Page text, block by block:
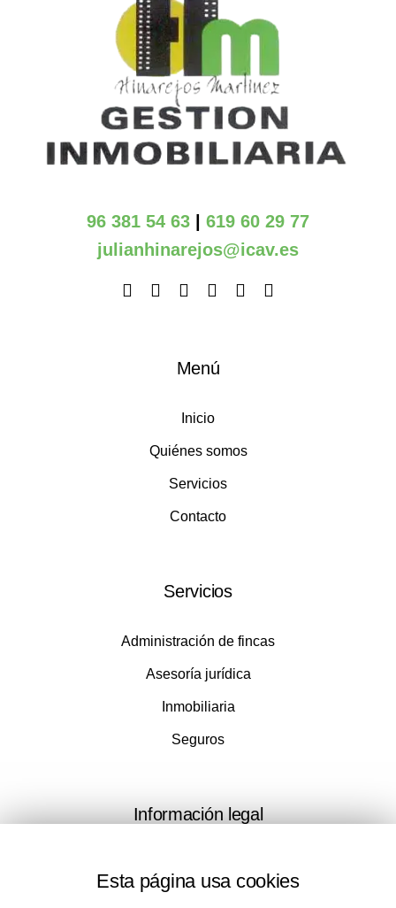
96 381 54 63
619 60 29 77
julianhinarejos@icav.es
Menú
Inicio
Quiénes somos
Servicios
Contacto
Servicios
Administración de fincas
Asesoría jurídica
Inmobiliaria
Seguros
Información legal
Política de privacidad
Esta página usa cookies